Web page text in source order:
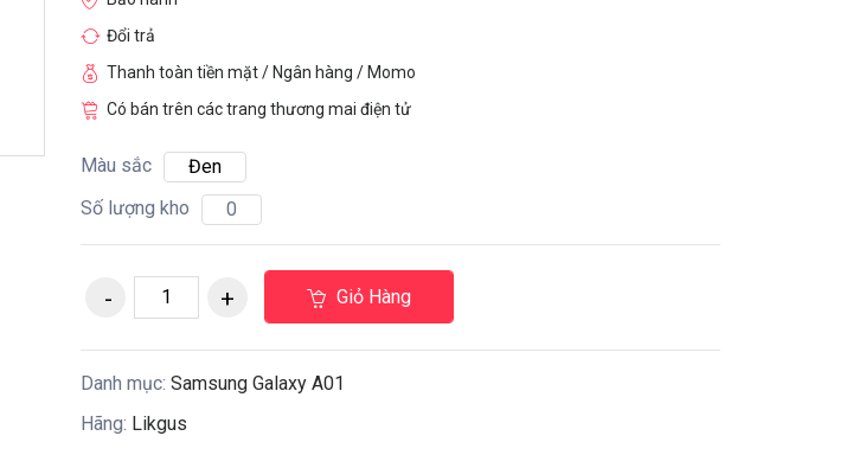
Đổi trả
Thanh toàn tiền mặt / Ngân hàng / Momo
Có bán trên các trang thương mai điện tử
Màu sắc
Đen
Số lượng kho
0
Giỏ Hàng
Danh mục: Samsung Galaxy A01
Hãng: Likgus